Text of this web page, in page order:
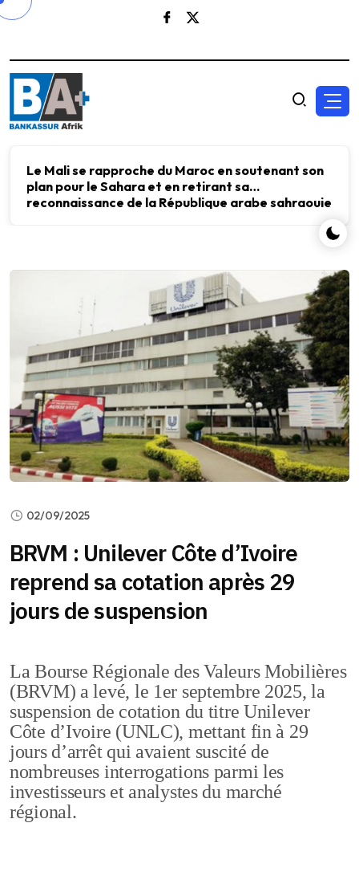
Le Mali se rapproche du Maroc en soutenant son
plan pour le Sahara et en retirant sa
reconnaissance de la République arabe sahraouie
02/09/2025
BRVM : Unilever Côte d’Ivoire
reprend sa cotation après 29
jours de suspension
La Bourse Régionale des Valeurs Mobilières
(BRVM) a levé, le 1er septembre 2025, la
suspension de cotation du titre Unilever
Côte d’Ivoire (UNLC), mettant fin à 29
jours d’arrêt qui avaient suscité de
nombreuses interrogations parmi les
investisseurs et analystes du marché
régional.